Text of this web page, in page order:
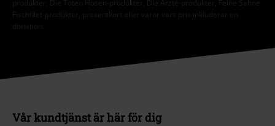
produkter, Die Toten Hosen-produkter, Die Ärzte-produkter, Feine Sahne
Fischfilet-produkter, presentkort eller varor vars pris inkluderar en
donation.
Vår kundtjänst är här för dig